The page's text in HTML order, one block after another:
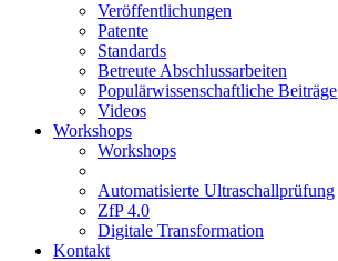
Veröffentlichungen
Patente
Standards
Betreute Abschlussarbeiten
Populärwissenschaftliche Beiträge
Videos
Workshops
Workshops
Automatisierte Ultraschallprüfung
ZfP 4.0
Digitale Transformation
Kontakt